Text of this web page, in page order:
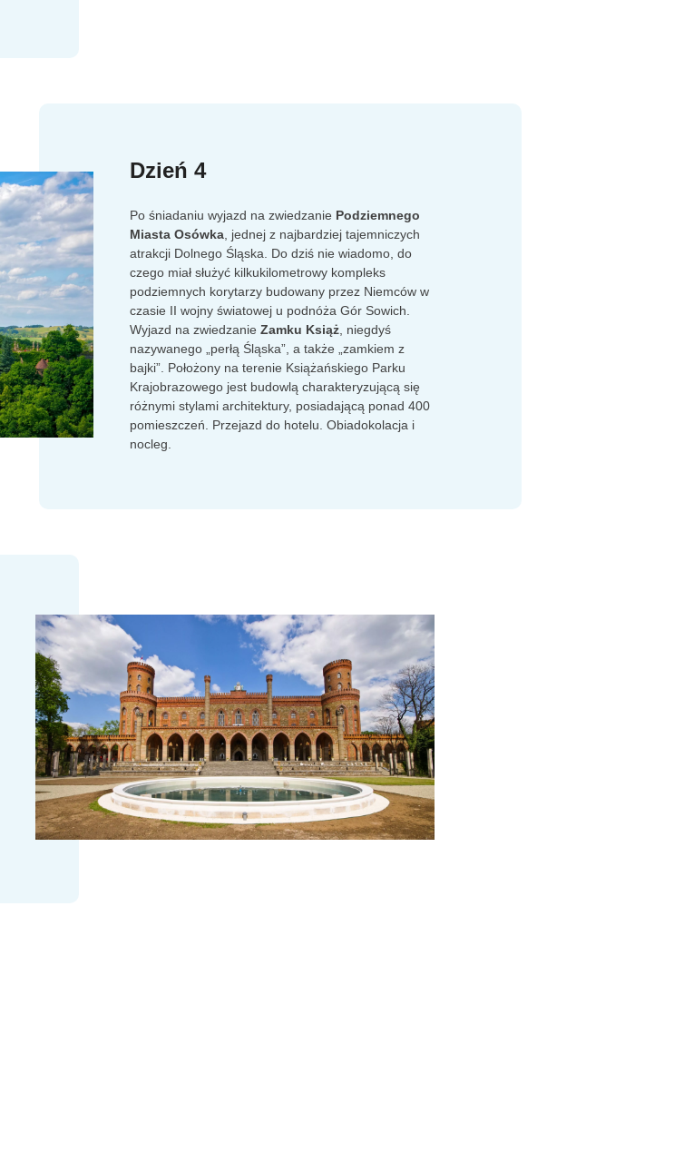
Dzień 4
Po śniadaniu wyjazd na zwiedzanie Podziemnego
Miasta Osówka, jednej z najbardziej tajemniczych
atrakcji Dolnego Śląska. Do dziś nie wiadomo, do
czego miał służyć kilkukilometrowy kompleks
podziemnych korytarzy budowany przez Niemców w
czasie II wojny światowej u podnóża Gór Sowich.
Wyjazd na zwiedzanie Zamku Książ, niegdyś
nazywanego „perłą Śląska”, a także „zamkiem z
bajki”. Położony na terenie Książańskiego Parku
Krajobrazowego jest budowlą charakteryzującą się
różnymi stylami architektury, posiadającą ponad 400
pomieszczeń. Przejazd do hotelu. Obiadokolacja i
nocleg.